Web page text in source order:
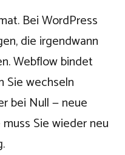
Bei WordPress
die irgendwann
Webflow bindet
Sie wechseln
bei Null — neue
Sie wieder neu